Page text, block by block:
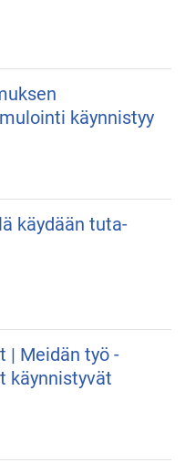
käynnistyy
käydään tuta-
| Meidän työ -
käynnistyvät